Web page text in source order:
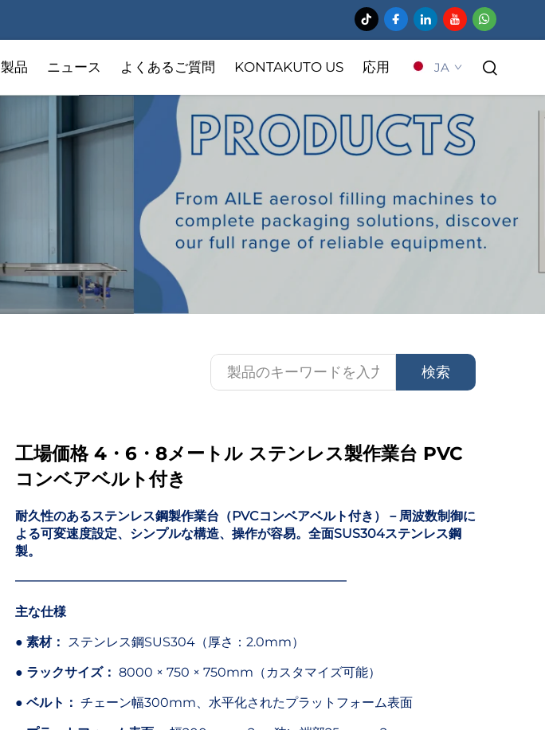
製品 ニュース よくあるご質問 KONTAKUTO US 応用 JA
検索
工場価格 4・6・8メートル ステンレス製作業台 PVC
コンベアベルト付き
耐久性のあるステンレス鋼製作業台（PVCコンベアベルト付き）－周波数制御に
よる可変速度設定、シンプルな構造、操作が容易。全面SUS304ステンレス鋼
製。
━━━━━━━━━━━━━━━━━━━━━━━━━━
主な仕様
● 素材： ステンレス鋼SUS304（厚さ：2.0mm）
● ラックサイズ： 8000 × 750 × 750mm（カスタマイズ可能）
● ベルト： チェーン幅300mm、水平化されたプラットフォーム表面